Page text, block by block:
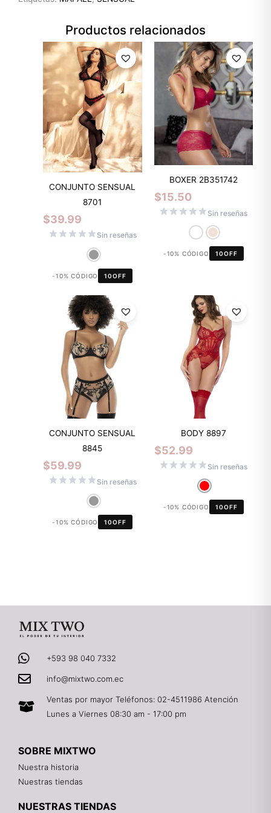
Productos relacionados
CONJUNTO SENSUAL
8701
$39.99
Sin reseñas
-10% CÓDIGO 10OFF
BOXER 2B351742
$15.50
Sin reseñas
-10% CÓDIGO 10OFF
CONJUNTO SENSUAL
8845
$59.99
Sin reseñas
-10% CÓDIGO 10OFF
BODY 8897
$52.99
Sin reseñas
-10% CÓDIGO 10OFF
+593 98 040 7332
info@mixtwo.com.ec
Ventas por mayor Teléfonos: 02-4511986 Atención
Lunes a Viernes 08:30 am - 17:00 pm
SOBRE MIXTWO
Nuestra historia
Nuestras tiendas
NUESTRAS TIENDAS